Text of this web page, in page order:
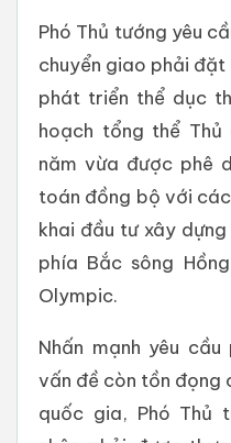
Phó Thủ tướng yêu
chuyển giao phải
phát triển thể dục
hoạch tổng thể
năm vừa được phê
toán đồng bộ với
khai đầu tư xây
phía Bắc sông
Olympic.
Nhấn mạnh yêu
vấn đề còn tồn đọng
quốc gia, Phó Thủ